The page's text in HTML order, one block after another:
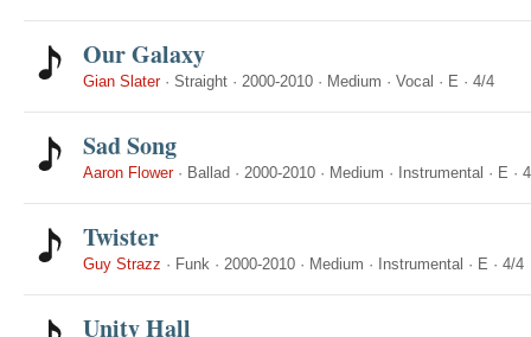
Our Galaxy
Gian Slater· Straight · 2000-2010 · Medium · Vocal · E · 4/4
Sad Song
Aaron Flower· Ballad · 2000-2010 · Medium · Instrumental · E ·
Twister
Guy Strazz · Funk · 2000-2010 · Medium · Instrumental · E · 4/4
Unity Hall